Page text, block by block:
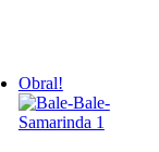
Obral!